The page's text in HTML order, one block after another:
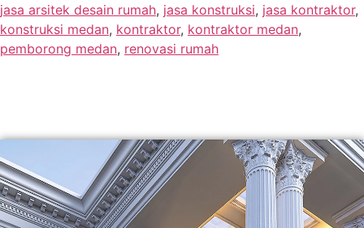
jasa arsitek desain rumah, jasa konstruksi, jasa kontraktor,
konstruksi medan, kontraktor, kontraktor medan,
pemborong medan, renovasi rumah